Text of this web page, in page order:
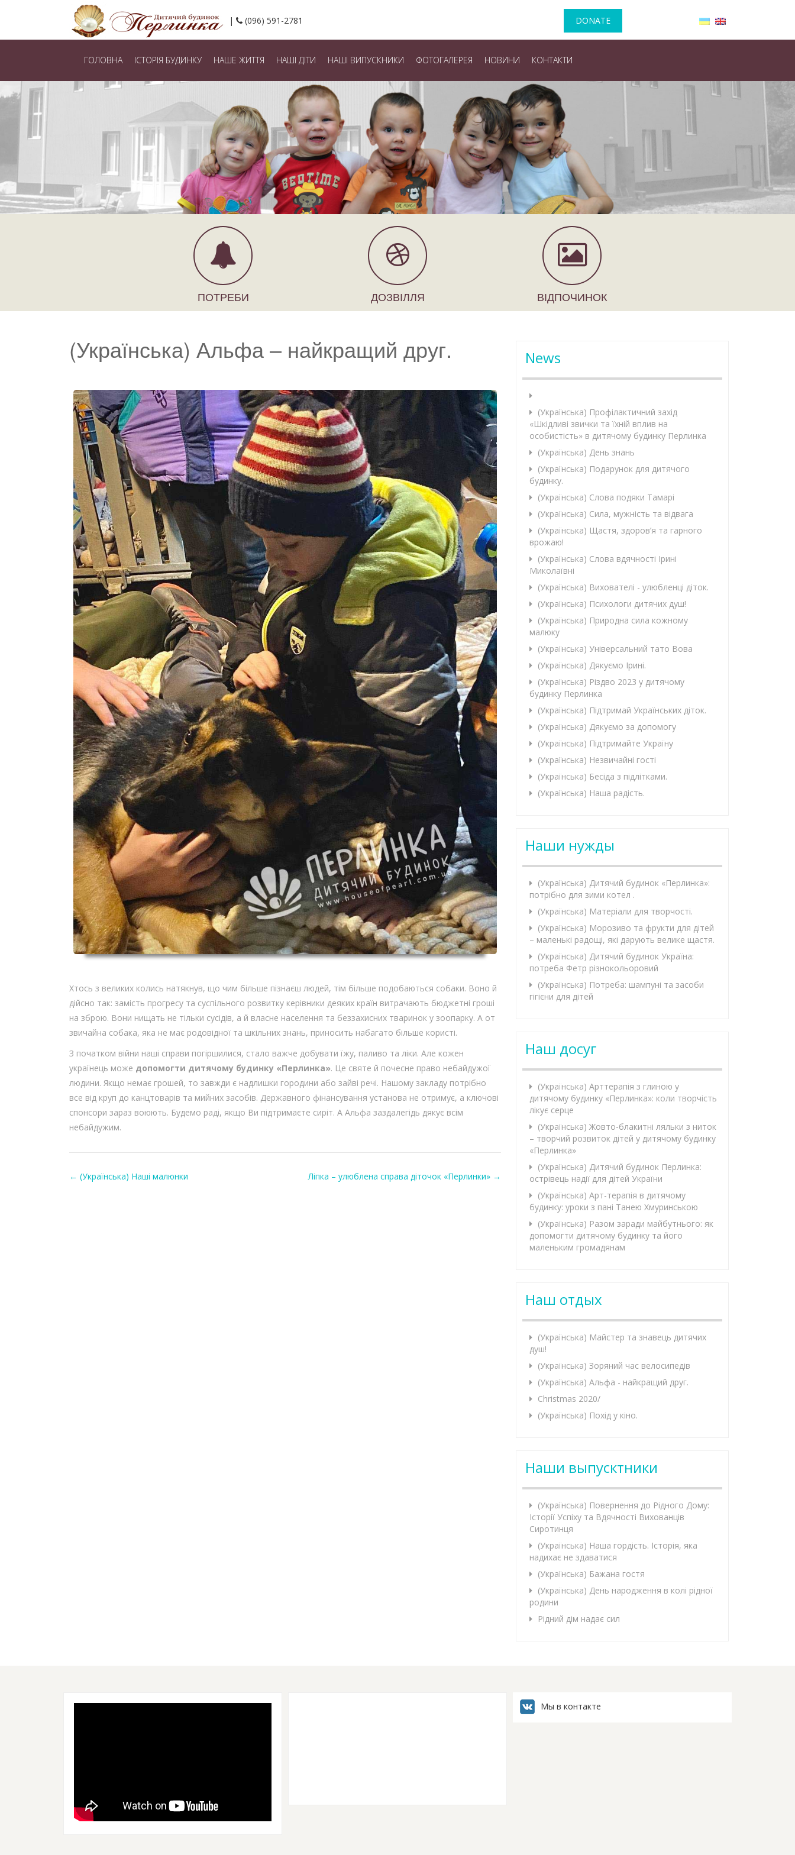
(096) 591-2781 DONATE
ГОЛОВНА ІСТОРІЯ БУДИНКУ НАШЕ ЖИТТЯ НАШІ ДІТИ НАШІ ВИПУСКНИКИ ФОТОГАЛЕРЕЯ НОВИНИ КОНТАКТИ
ПОТРЕБИ ДОЗВІЛЛЯ ВІДПОЧИНОК
(Українська) Альфа – найкращий друг.
Хтось з великих колись натякнув, що чим більше пізнаєш людей, тім більше подобаються собаки. Воно й
дійсно так: замість прогресу та суспільного розвитку керівники деяких країн витрачають бюджетні гроші
на зброю. Вони нищать не тільки сусідів, а й власне населення та беззахисних тваринок у зоопарку. А от
звичайна собака, яка не має родовідної та шкільних знань, приносить набагато більше користі.
З початком війни наші справи погіршилися, стало важче добувати їжу, паливо та ліки. Але кожен
українець може допомогти дитячому будинку «Перлинка». Це святе й почесне право небайдужої
людини. Якщо немає грошей, то завжди є надлишки городини або зайві речі. Нашому закладу потрібно
все від круп до канцтоварів та мийних засобів. Державного фінансування установа не отримує, а ключові
спонсори зараз воюють. Будемо раді, якщо Ви підтримаєте сиріт. А Альфа заздалегідь дякує всім
небайдужим.
← (Українська) Наші малюнки Ліпка – улюблена справа діточок «Перлинки» →
News
(Українська) Профілактичний захід
«Шкідливі звички та їхній вплив на
особистість» в дитячому будинку Перлинка
(Українська) День знань
(Українська) Подарунок для дитячого
будинку.
(Українська) Слова подяки Тамарі
(Українська) Сила, мужність та відвага
(Українська) Щастя, здоров’я та гарного
врожаю!
(Українська) Слова вдячності Ірині
Миколаївні
(Українська) Вихователі - улюбленці діток.
(Українська) Психологи дитячих душ!
(Українська) Природна сила кожному
малюку
(Українська) Універсальний тато Вова
(Українська) Дякуємо Ірині.
(Українська) Різдво 2023 у дитячому
будинку Перлинка
(Українська) Підтримай Українських діток.
(Українська) Дякуємо за допомогу
(Українська) Підтримайте Україну
(Українська) Незвичайні гості
(Українська) Бесіда з підлітками.
(Українська) Наша радість.
Наши нужды
(Українська) Дитячий будинок «Перлинка»:
потрібно для зими котел .
(Українська) Матеріали для творчості.
(Українська) Морозиво та фрукти для дітей
– маленькі радощі, які дарують велике щастя.
(Українська) Дитячий будинок Україна:
потреба Фетр різнокольоровий
(Українська) Потреба: шампуні та засоби
гігієни для дітей
Наш досуг
(Українська) Арттерапія з глиною у
дитячому будинку «Перлинка»: коли творчість
лікує серце
(Українська) Жовто-блакитні ляльки з ниток
– творчий розвиток дітей у дитячому будинку
«Перлинка»
(Українська) Дитячий будинок Перлинка:
острівець надії для дітей України
(Українська) Арт-терапія в дитячому
будинку: уроки з пані Танею Хмуринською
(Українська) Разом заради майбутнього: як
допомогти дитячому будинку та його
маленьким громадянам
Наш отдых
(Українська) Майстер та знавець дитячих
душ!
(Українська) Зоряний час велосипедів
(Українська) Альфа - найкращий друг.
Christmas 2020/
(Українська) Похід у кіно.
Наши выпусктники
(Українська) Повернення до Рідного Дому:
Історії Успіху та Вдячності Вихованців
Сиротинця
(Українська) Наша гордість. Історія, яка
надихає не здаватися
(Українська) Бажана гостя
(Українська) День народження в колі рідної
родини
Рідний дім надає сил
Мы в контакте